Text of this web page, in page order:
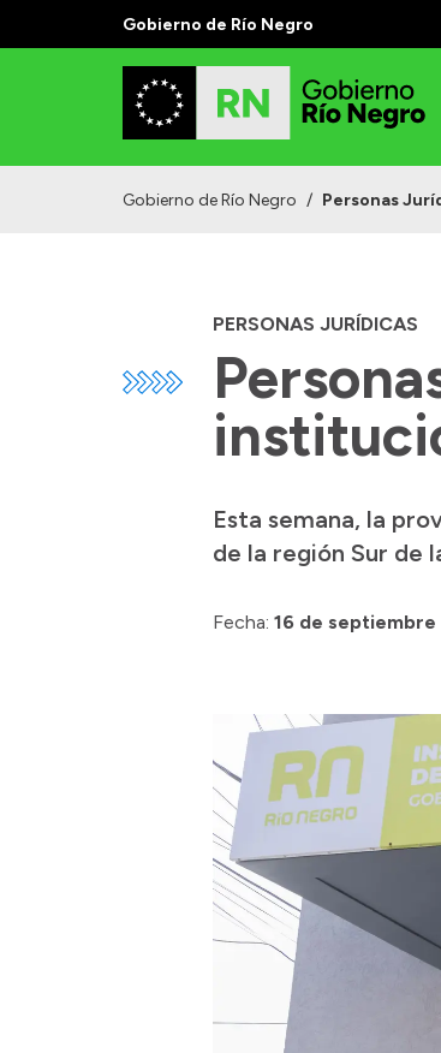
Gobierno de Río Negro
Gobierno de Río Negro / Personas
PERSONAS JURÍDICAS
Esta semana, la
de la región Sur de
Fecha: 16 de septiembre